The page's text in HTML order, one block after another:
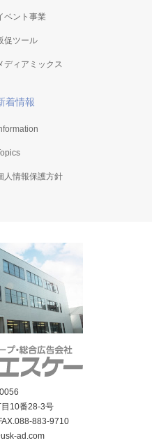
環境部 森づくり振興課
ベント事業
促ツール
ディアミックス
着情報
人情報保護方針
10番28-3号
883-9710
ad.com